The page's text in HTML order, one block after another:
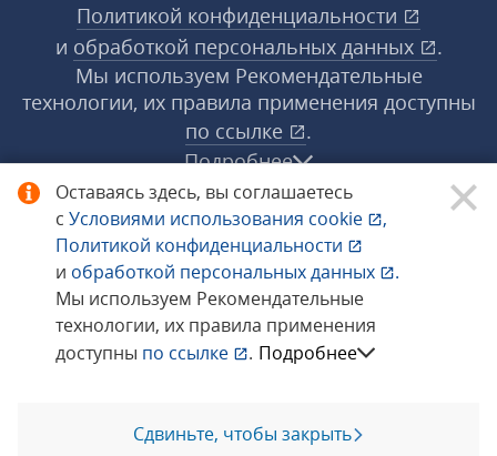
Оставаясь здесь, вы соглашаетесь
с Условиями использования cookie
,
Политикой конфиденциальности
и обработкой персональных данных
.
Мы используем Рекомендательные
технологии, их правила применения
доступны по ссылке . Подробнее
Сдвиньте, чтобы закрыть
Политикой конфиденциальности
и обработкой персональных данных
.
Мы используем Рекомендательные
технологии, их правила применения доступны
по ссылке
.
Подробнее
© 1998−2026 «1С‑Рарус» ®. Все права
защищены.
Сообщить об ошибке
Позвоните мне